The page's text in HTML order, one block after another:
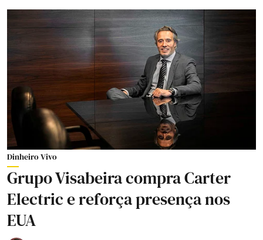
Dinheiro Vivo
Grupo Visabeira compra Carter
Electric e reforça presença nos
EUA